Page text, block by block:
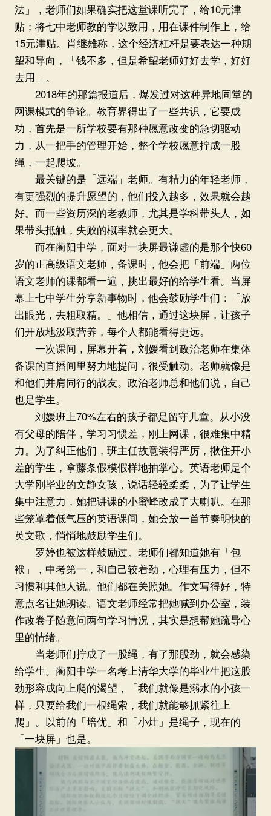
法」，老师们如果确实把这堂课听完了，给10元津
贴；将七中老师教的学以致用，用在课件制作上，给
15元津贴。肖继雄称，这个经济杠杆是要表达一种期
望和导向，「钱不多，但是希望老师好好去学，好好
去用」。
2018年的那篇报道后，爆发过对这种异地同堂的
网课模式的争论。教育界得出了一些共识，它要成
功，首先是一所学校要有那种愿意改变的急切驱动
力，从一把手的管理开始，整个学校愿意拧成一股
绳，一起爬坡。
最关键的是「远端」老师。有精力的年轻老师，
有更强烈的提升愿望的，他们投入越多，效果就会越
好。而一些资历深的老教师，尤其是学科带头人，如
果带头抵触，失败的概率就会更大。
而在蔺阳中学，面对一块屏最谦虚的是那个快60
岁的正高级语文老师，备课时，他会把「前端」两位
语文老师的课都看一遍，挑出最好的给学生看。当屏
幕上七中学生分享新事物时，他会鼓励学生们：「放
出眼光，去粗取精。」他相信，通过这块屏，让孩子
们开放地汲取营养，每个人都能看得更远。
一次课间，屏幕开着，刘媛看到政治老师在集体
备课的直播间里努力地提问，很受触动。老师就像是
和他们并肩同行的战友。政治老师总和他们说，自己
也是学生。
刘媛班上70%左右的孩子都是留守儿童。从小没
有父母的陪伴，学习习惯差，刚上网课，很难集中精
力。为了纠正他们，班主任故意装得严厉，揪住开小
差的学生，拿藤条假模假样地抽掌心。英语老师是个
大学刚毕业的文静女孩，说话轻轻柔柔，为了让学生
集中注意力，她把讲课的小蜜蜂改成了大喇叭。在那
些笼罩着低气压的英语课间，她会放一首节奏明快的
英文歌，悄悄地鼓励学生们。
罗婷也被这样鼓励过。老师们都知道她有「包
袱」，中考第一，和自己较着劲，心理有压力，但不
习惯和其他人说。他们都在关照她。作文写得好，特
意点名让她朗读。语文老师经常把她喊到办公室，装
作改卷子随意问两句学习情况，其实是想帮她疏导心
里的情绪。
当老师们拧成了一股绳，有了那股劲，就会感染
给学生。蔺阳中学一名考上清华大学的毕业生把这股
劲形容成向上爬的渴望，「我们就像是溺水的小孩一
样，只要给我们一根绳索，我们就能够抓紧往上
爬」。以前的「培优」和「小灶」是绳子，现在的
「一块屏」也是。